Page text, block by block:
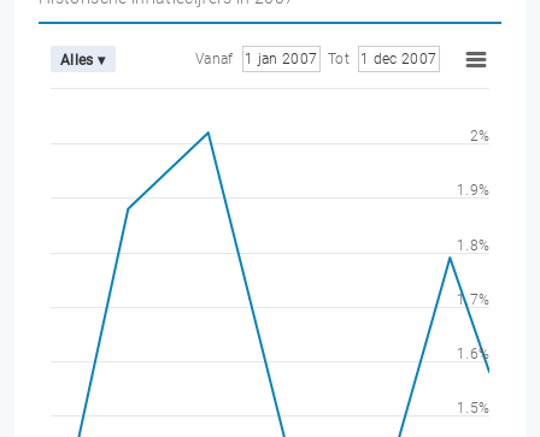
Alles ▾ Vanaf 1 jan 2007 Tot 1 dec 2007
1.5%
1.6%
1.7%
1.8%
1.9%
2%